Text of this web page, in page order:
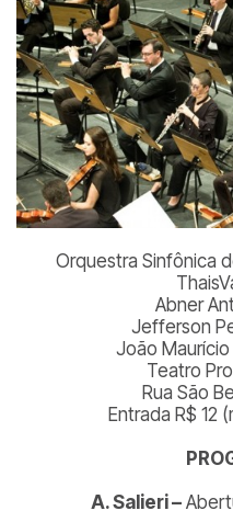
Orquestra Sinfônica
Abner
Jefferson
João
Teatro
Rua São
Entrada R$ 12
A. Salieri –